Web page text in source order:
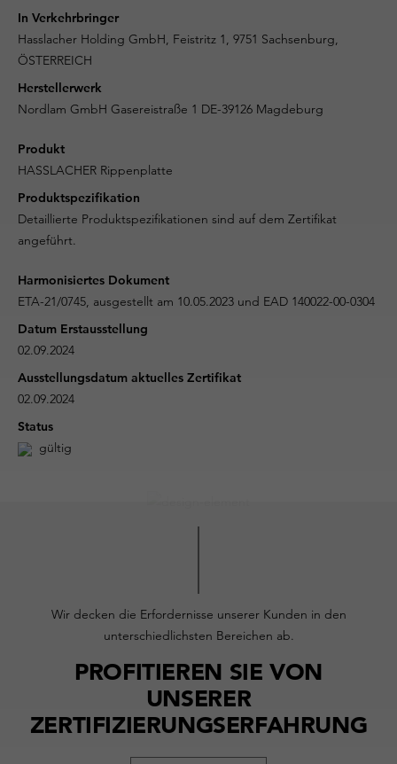
In Verkehrbringer
Hasslacher Holding GmbH, Feistritz 1, 9751 Sachsenburg,
ÖSTERREICH
Herstellerwerk
Nordlam GmbH Gasereistraße 1 DE-39126 Magdeburg
Produkt
HASSLACHER Rippenplatte
Produktspezifikation
Detaillierte Produktspezifikationen sind auf dem Zertifikat
angeführt.
Harmonisiertes Dokument
ETA-21/0745, ausgestellt am 10.05.2023 und EAD 140022-00-0304
Datum Erstausstellung
02.09.2024
Ausstellungsdatum aktuelles Zertifikat
02.09.2024
Status
gültig
Wir decken die Erfordernisse unserer Kunden in den
unterschiedlichsten Bereichen ab.
PROFITIEREN SIE VON
UNSERER
ZERTIFIZIERUNGSERFAHRUNG